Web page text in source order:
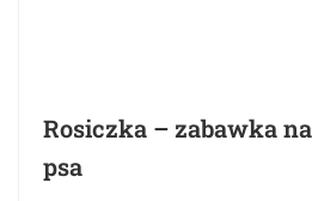
Rosiczka – zabawka
psa